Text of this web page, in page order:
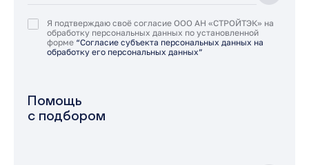
Я подтверждаю своё согласие ООО АН «СТРОЙТЭК» на
обработку персональных данных по установленной
форме “Согласие субъекта персональных данных на
обработку его персональных данных”
Помощь
с подбором